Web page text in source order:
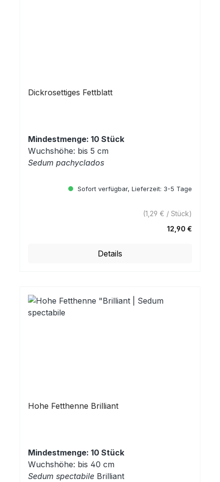
Dickrosettiges Fettblatt
Mindestmenge: 10 Stück
Wuchshöhe: bis 5 cm
Sedum pachyclados
Sofort verfügbar, Lieferzeit: 3-5 Tage
(1,29 € / Stück)
12,90 €
Details
Hohe Fetthenne Brilliant
Mindestmenge: 10 Stück
Wuchshöhe: bis 40 cm
Sedum spectabile Brilliant